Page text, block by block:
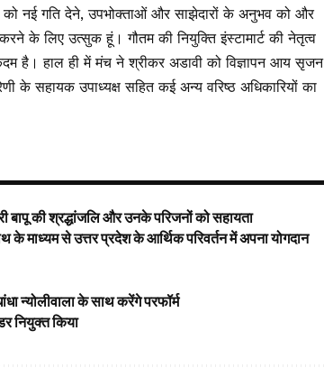
को नई गति देने, उपभोक्ताओं और साझेदारों के अनुभव को और
के लिए उत्सुक हूं। गौतम की नियुक्ति इंस्टामार्ट की नेतृत्व
है। हाल ही में मंच ने श्रीकर अडावी को विज्ञापन आय सृजन
के सहायक उपाध्यक्ष सहित कई अन्य वरिष्ठ अधिकारियों का
बापू की श्रद्धांजलि और उनके परिजनों को सहायता
के माध्यम से उत्तर प्रदेश के आर्थिक परिवर्तन में अपना योगदान
न्योलीवाला के साथ करेंगे परफॉर्म
नियुक्त किया